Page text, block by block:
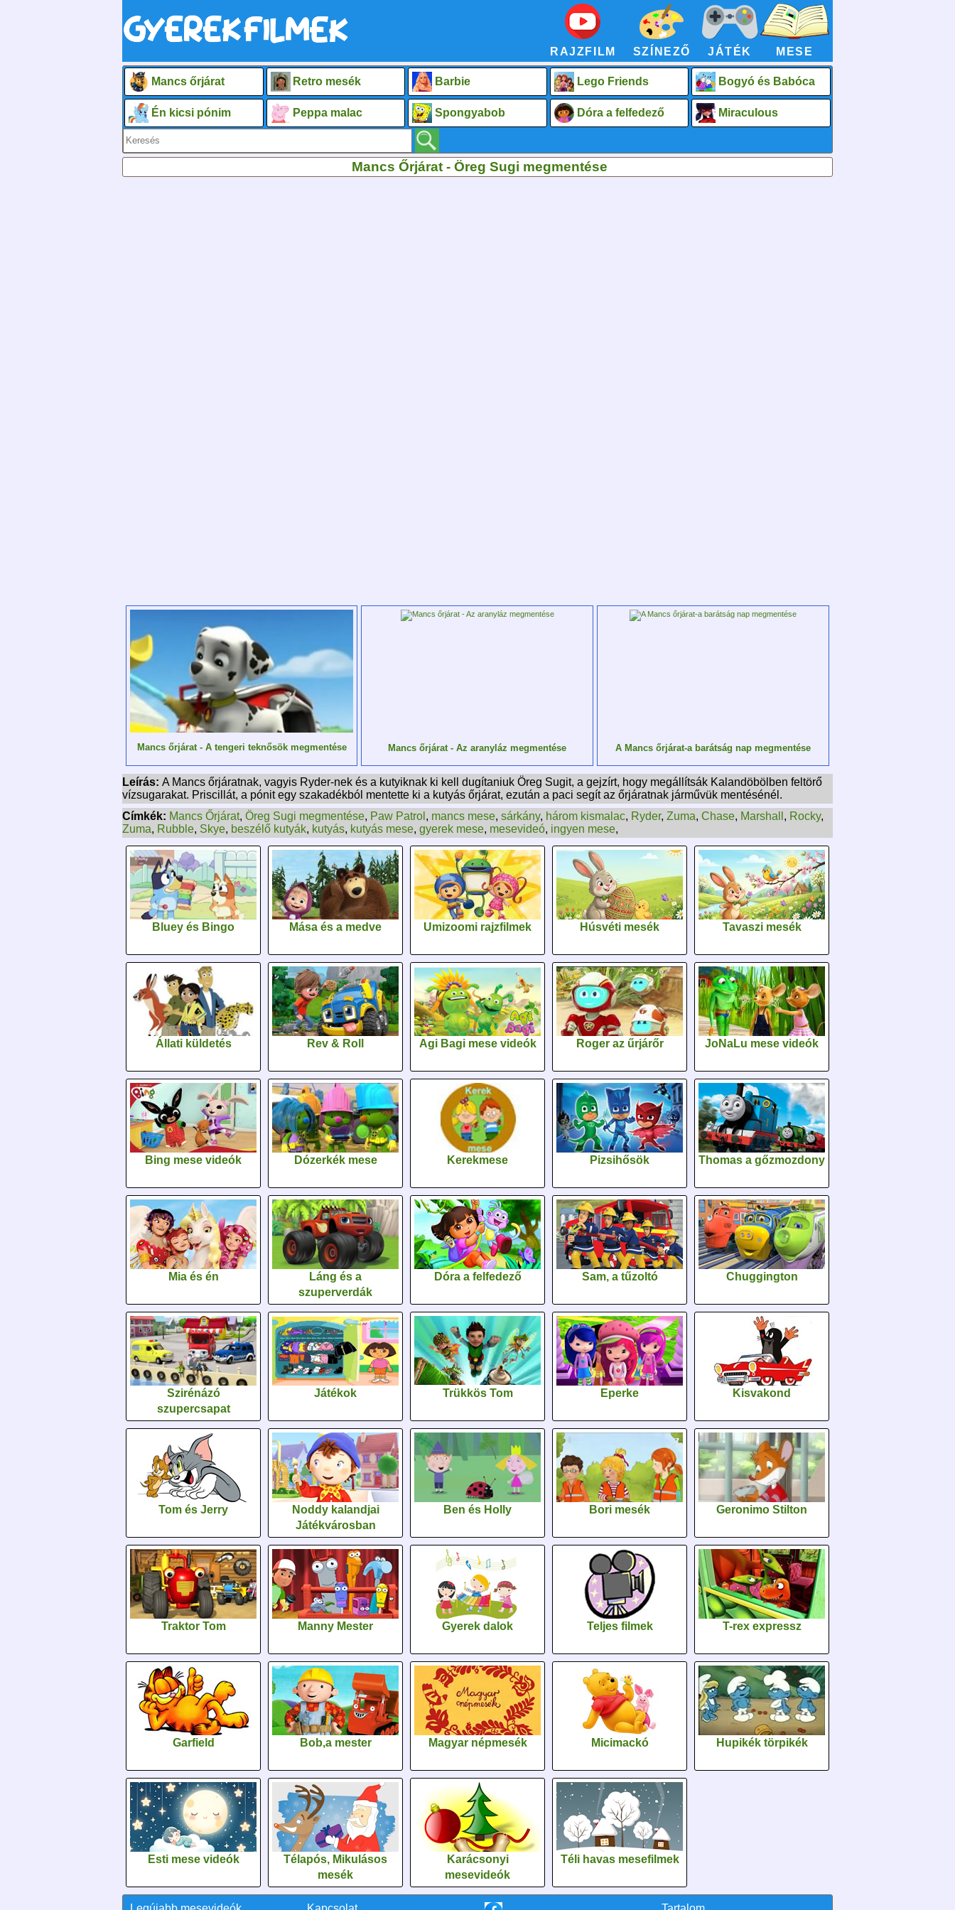
RAJZFILM SZÍNEZŐ JÁTÉK MESE
Mancs őrjárat Retro mesék Barbie Lego Friends Bogyó és Babóca
Én kicsi pónim Peppa malac Spongyabob Dóra a felfedező Miraculous
Mancs Őrjárat - Öreg Sugi megmentése
Mancs őrjárat - A tengeri teknősök megmentése Mancs őrjárat - Az aranyláz megmentése A Mancs őrjárat-a barátság nap megmentése
Leírás: A Mancs őrjáratnak, vagyis Ryder-nek és a kutyiknak ki kell dugítaniuk Öreg Sugit, a gejzírt, hogy megállítsák Kalandöbölben feltörő
vízsugarakat. Priscillát, a pónit egy szakadékból mentette ki a kutyás őrjárat, ezután a paci segít az őrjáratnak járművük mentésénél.
Címkék: Mancs Őrjárat, Öreg Sugi megmentése, Paw Patrol , mancs mese, sárkány, három kismalac, Ryder, Zuma, Chase, Marshall , Rocky,
Zuma, Rubble, Skye, beszélő kutyák, kutyás, kutyás mese, gyerek mese, mesevideó, ingyen mese,
Bluey és Bingo Mása és a medve Umizoomi rajzfilmek Húsvéti mesék Tavaszi mesék
Állati küldetés Rev & Roll Agi Bagi mese videók Roger az űrjárőr JoNaLu mese videók
Bing mese videók Dózerkék mese Kerekmese Pizsihősök Thomas a gőzmozdony
Mia és én
Láng és a
szuperverdák
Dóra a felfedező Sam, a tűzoltó Chuggington
Szirénázó
szupercsapat
Játékok Trükkös Tom Eperke Kisvakond
Tom és Jerry
Noddy kalandjai
Játékvárosban
Ben és Holly Bori mesék Geronimo Stilton
Traktor Tom Manny Mester Gyerek dalok Teljes filmek T-rex expressz
Garfield Bob,a mester Magyar népmesék Micimackó Hupikék törpikék
Esti mese videók
Télapós, Mikulásos
mesék
Karácsonyi
mesevideók
Téli havas mesefilmek